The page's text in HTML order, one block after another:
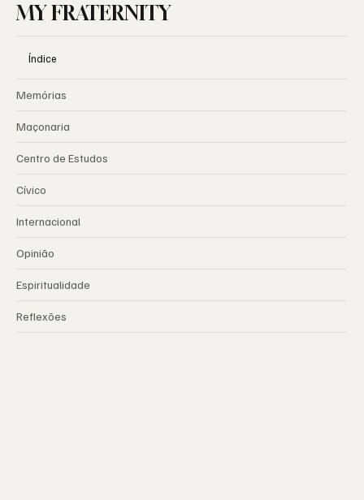
MY FRATERNITY
Índice
Memórias
Maçonaria
Centro de Estudos
Cívico
Internacional
Opinião
Espiritualidade
Reflexões